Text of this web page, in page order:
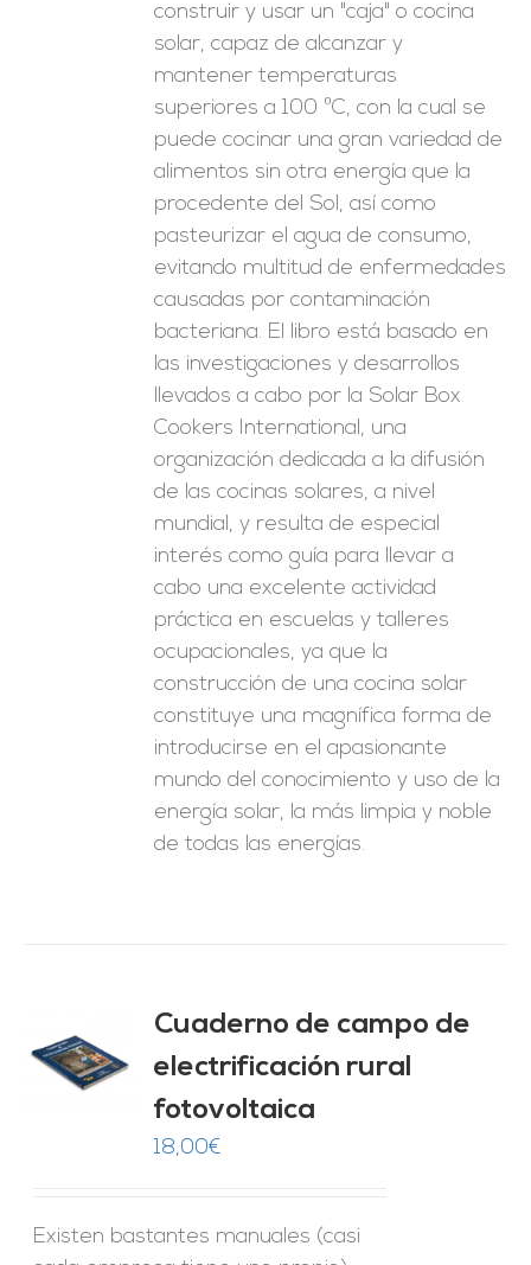
construir y usar un "caja" o cocina
solar, capaz de alcanzar y
mantener temperaturas
superiores a 100 ºC, con la cual se
puede cocinar una gran variedad de
alimentos sin otra energía que la
procedente del Sol, así como
pasteurizar el agua de consumo,
evitando multitud de enfermedades
causadas por contaminación
bacteriana. El libro está basado en
las investigaciones y desarrollos
llevados a cabo por la Solar Box
Cookers International, una
organización dedicada a la difusión
de las cocinas solares, a nivel
mundial, y resulta de especial
interés como guía para llevar a
cabo una excelente actividad
práctica en escuelas y talleres
ocupacionales, ya que la
construcción de una cocina solar
constituye una magnífica forma de
introducirse en el apasionante
mundo del conocimiento y uso de la
energía solar, la más limpia y noble
de todas las energías.
Cuaderno de campo de
electrificación rural
fotovoltaica
18,00€
Existen bastantes manuales (casi